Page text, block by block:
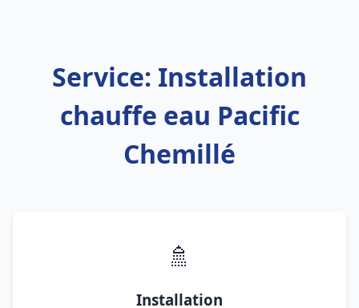
Service: Installation
chauffe eau Pacific
Chemillé
🚿
Installation